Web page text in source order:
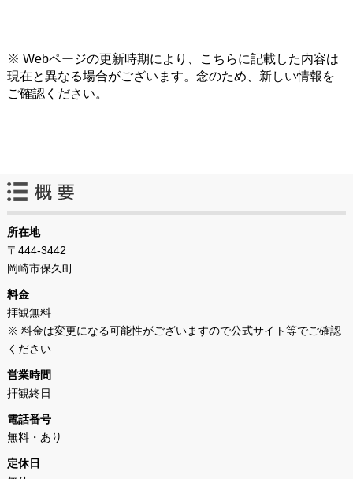
※ Webページの更新時期により、こちらに記載した内容は
現在と異なる場合がございます。念のため、新しい情報を
ご確認ください。
所在地
〒444-3442
岡崎市保久町
料金
拝観無料
※ 料金は変更になる可能性がございますので公式サイト等でご確認
ください
営業時間
拝観終日
電話番号
無料・あり
定休日